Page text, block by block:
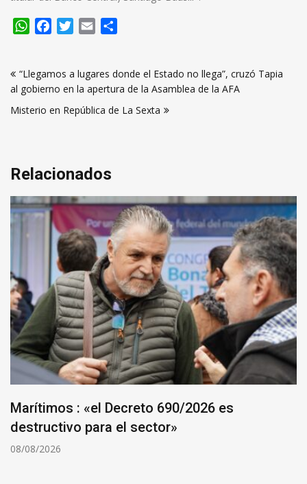
WhatsApp
FacebookTwitter
Email
de
entradas
“Llegamos a lugares donde el Estado no llega”, cruzó Tapia
al gobierno en la apertura de la Asamblea de la AFA
Misterio en República de La Sexta
Relacionados
Marítimos : «el Decreto 690/2026 es
destructivo para el sector»
08/08/2026